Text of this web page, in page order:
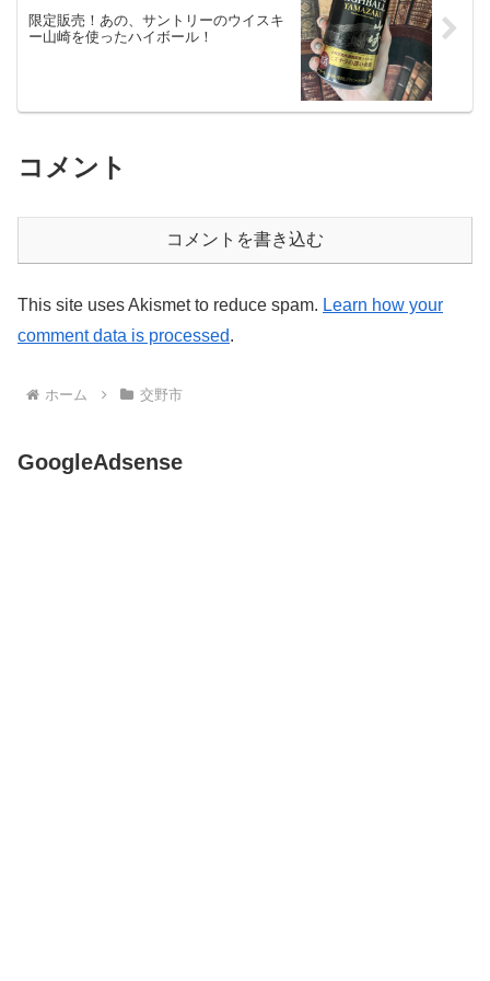
限定販売！あの、サントリーのウイスキ
ー山崎を使ったハイボール！
コメント
コメントを書き込む
This site uses Akismet to reduce spam. Learn how your
comment data is processed.
ホーム 交野市
GoogleAdsense